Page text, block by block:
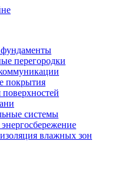
фундаменты
перегородки
покрытия
поверхностей
системы
влажных зон